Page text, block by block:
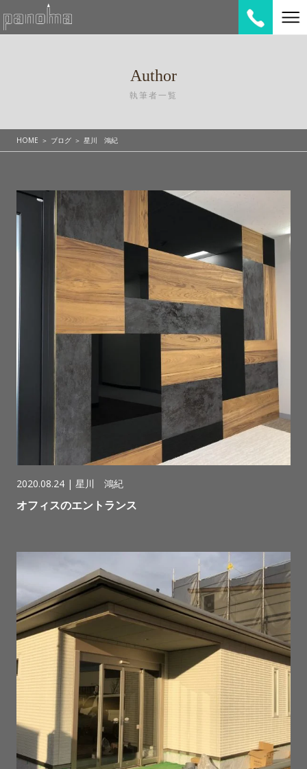
Author
執筆者一覧
HOME ブログ 星川 鴻紀
2020.08.24 | 星川 鴻紀
オフィスのエントランス